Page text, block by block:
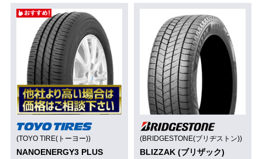
(TOYO TIRE(トーヨー))
NANOENERGY3 PLUS
(BRIDGESTONE(ブリヂストン))
BLIZZAK (ブリザック)